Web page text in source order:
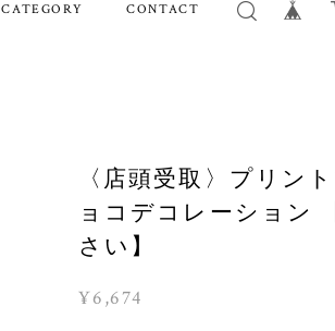
CATEGORY CONTACT
〈店頭受取〉プリン
ョコデコレーション
さい】
¥6,674